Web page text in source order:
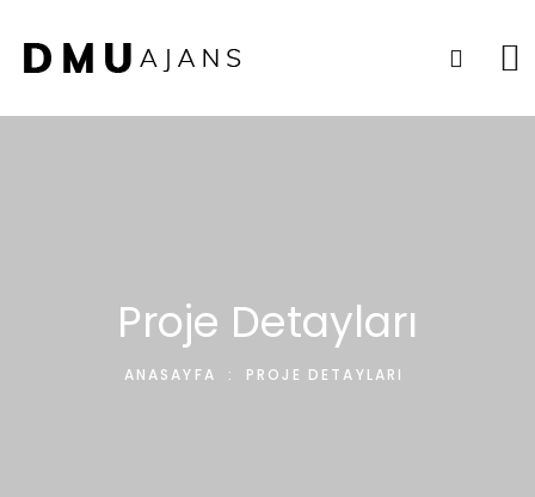
Proje Detayları
ANASAYFA : PROJE DETAYLARI